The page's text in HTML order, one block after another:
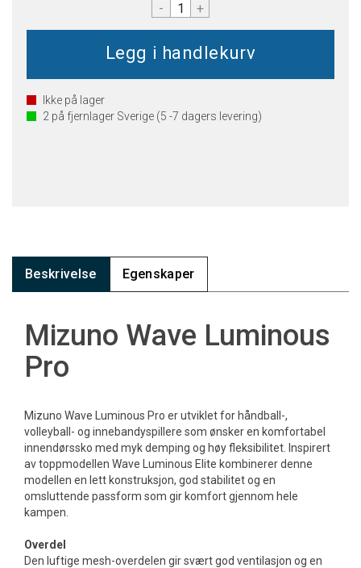
- +
Ikke på lager
2 på fjernlager Sverige (5 -7 dagers levering)
Beskrivelse Egenskaper
Mizuno Wave Luminous
Pro
Mizuno Wave Luminous Pro er utviklet for håndball-,
volleyball- og innebandyspillere som ønsker en komfortabel
innendørssko med myk demping og høy fleksibilitet. Inspirert
av toppmodellen Wave Luminous Elite kombinerer denne
modellen en lett konstruksjon, god stabilitet og en
omsluttende passform som gir komfort gjennom hele
kampen.
Overdel
Den luftige mesh-overdelen gir svært god ventilasjon og en